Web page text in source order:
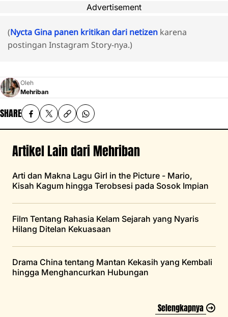
Advertisement
(Nycta Gina panen kritikan dari netizen karena
postingan Instagram Story-nya.)
Oleh
Mehriban
SHARE
Artikel Lain dari Mehriban
Arti dan Makna Lagu Girl in the Picture - Mario,
Kisah Kagum hingga Terobsesi pada Sosok Impian
Film Tentang Rahasia Kelam Sejarah yang Nyaris
Hilang Ditelan Kekuasaan
Drama China tentang Mantan Kekasih yang Kembali
hingga Menghancurkan Hubungan
Selengkapnya